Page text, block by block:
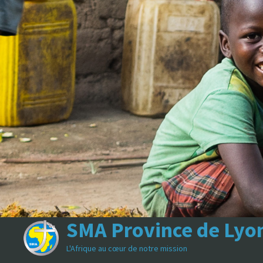
SMA Province de
L'Afrique au cœur de notre mission